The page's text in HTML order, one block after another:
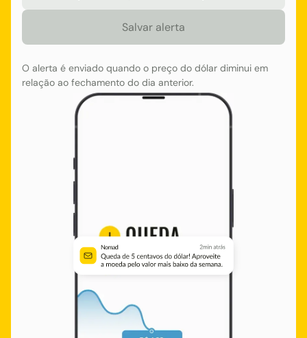
O alerta é enviado quando o preço do dólar diminui em
relação ao fechamento do dia anterior.